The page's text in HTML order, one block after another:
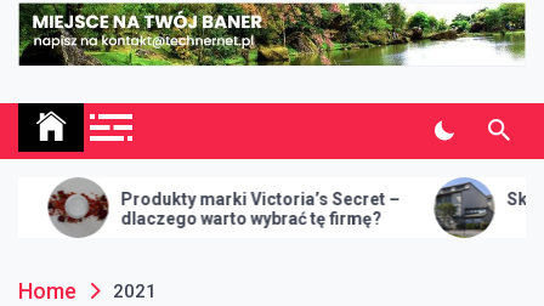
marki Victoria’s Secret –
warto wybrać tę firmę?
Skup nieruchomości w
Home 2021